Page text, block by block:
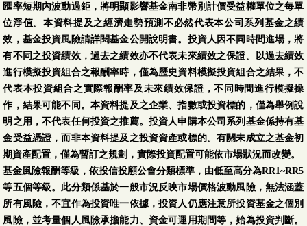
匯率短期內波動過鉅，將明顯影響基金南非幣別計價受益權單位之每單
位淨值。本資料提及之經濟走勢預測不必然代表本公司系列基金之績
效，基金投資風險請詳閱基金公開說明書。投資人因不同時間進場，將
有不同之投資績效，過去之績效亦不代表未來績效之保證。以過去績效
進行模擬投資組合之報酬率時，僅為歷史資料模擬投資組合之結果，不
代表本投資組合之實際報酬率及未來績效保證，不同時間進行模擬操
作，結果可能不同。本資料提及之企業、指數或投資標的，僅為舉例說
明之用，不代表任何投資之推薦。投資人申購本公司系列基金係持有基
金受益憑證，而非本資料提及之投資資產或標的。有關未成立之基金初
期資產配置，僅為暫訂之規劃，實際投資配置可能依市場狀況而改變。
基金風險報酬等級，依投信投顧公會分類標準，由低至高分為RR1~RR5
等五個等級。此分類係基於一般市況反映市場價格波動風險，無法涵蓋
所有風險，不宜作為投資唯一依據，投資人仍應注意所投資基金之個別
風險，並考量個人風險承擔能力、資金可運用期間等，始為投資判斷。